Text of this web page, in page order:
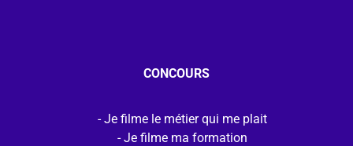
CONCOURS
Je filme le métier qui me plait
Je filme ma formation